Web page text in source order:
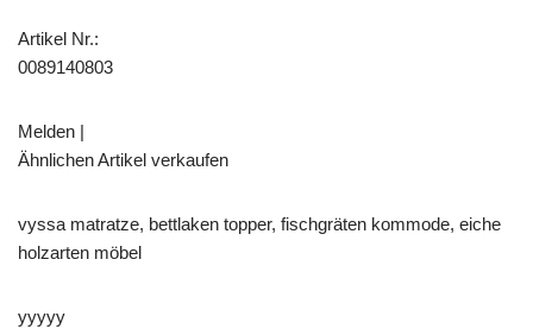
Artikel Nr.:
0089140803
Melden |
Ähnlichen Artikel verkaufen
vyssa matratze, bettlaken topper, fischgräten kommode, eiche
holzarten möbel
yyyyy